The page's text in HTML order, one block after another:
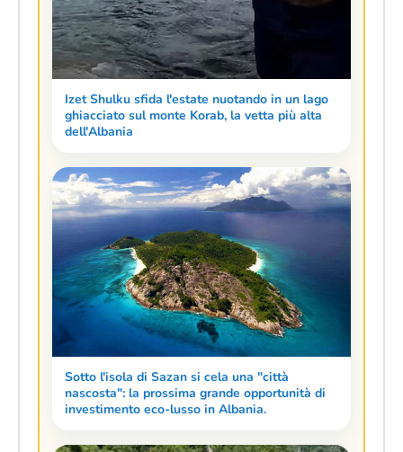
Izet Shulku sfida l'estate nuotando in un lago
ghiacciato sul monte Korab, la vetta più alta
dell'Albania
Sotto l'isola di Sazan si cela una "città
nascosta": la prossima grande opportunità di
investimento eco-lusso in Albania.